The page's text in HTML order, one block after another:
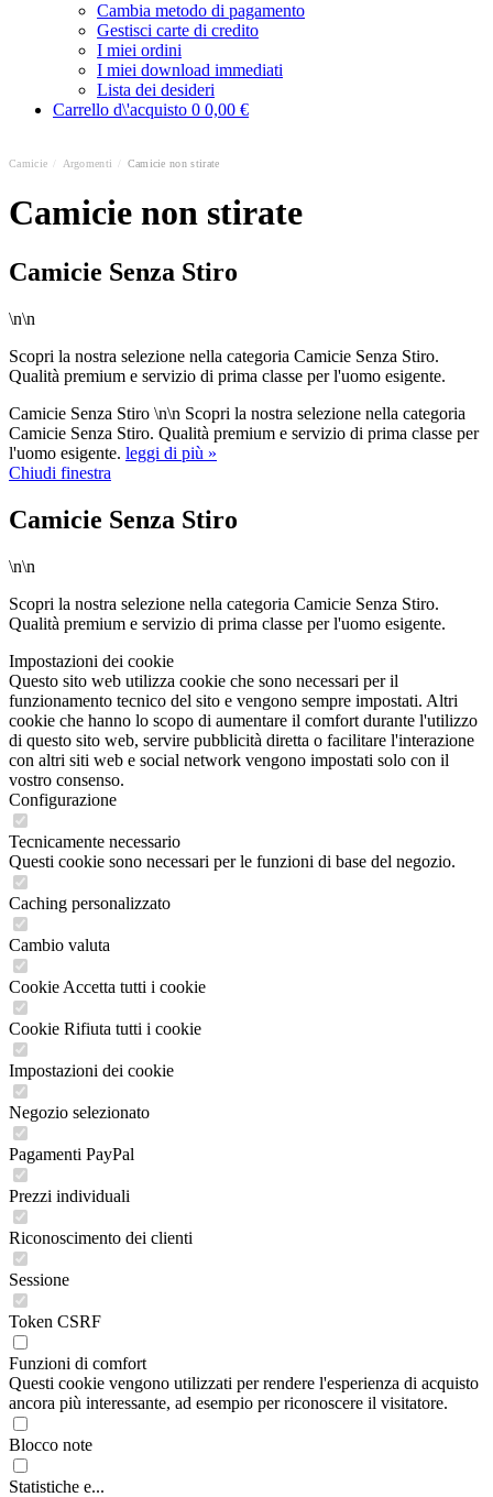
Cambia metodo di pagamento
Gestisci carte di credito
I miei ordini
I miei download immediati
Lista dei desideri
Carrello d\'acquisto 0 0,00 €
Camicie Argomenti Camicie non stirate
Camicie non stirate
Camicie Senza Stiro
\n\n
Scopri la nostra selezione nella categoria Camicie Senza Stiro.
Qualità premium e servizio di prima classe per l'uomo esigente.
Camicie Senza Stiro \n\n Scopri la nostra selezione nella categoria
Camicie Senza Stiro. Qualità premium e servizio di prima classe per
l'uomo esigente. leggi di più »
Chiudi finestra
Camicie Senza Stiro
\n\n
Scopri la nostra selezione nella categoria Camicie Senza Stiro.
Qualità premium e servizio di prima classe per l'uomo esigente.
Impostazioni dei cookie
Questo sito web utilizza cookie che sono necessari per il
funzionamento tecnico del sito e vengono sempre impostati. Altri
cookie che hanno lo scopo di aumentare il comfort durante l'utilizzo
di questo sito web, servire pubblicità diretta o facilitare l'interazione
con altri siti web e social network vengono impostati solo con il
vostro consenso.
Configurazione
Tecnicamente necessario
Questi cookie sono necessari per le funzioni di base del negozio.
Caching personalizzato
Cambio valuta
Cookie Accetta tutti i cookie
Cookie Rifiuta tutti i cookie
Impostazioni dei cookie
Negozio selezionato
Pagamenti PayPal
Prezzi individuali
Riconoscimento dei clienti
Sessione
Token CSRF
Funzioni di comfort
Questi cookie vengono utilizzati per rendere l'esperienza di acquisto
ancora più interessante, ad esempio per riconoscere il visitatore.
Blocco note
Statistiche e...